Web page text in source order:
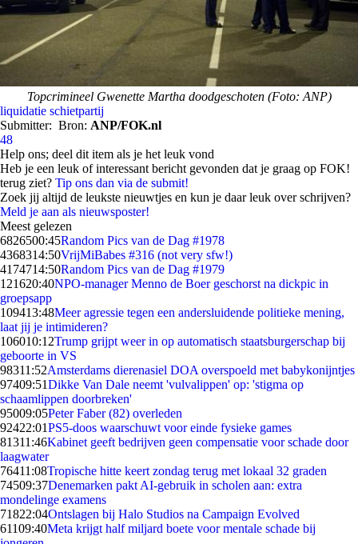
Topcrimineel Gwenette Martha doodgeschoten (Foto: ANP)
liquidatie schietpartij
Submitter: Bron: ANP/FOK.nl
48
Help ons; deel dit item als je het leuk vond
Heb je een leuk of interessant bericht gevonden dat je graag op FOK!
terug ziet? Tip ons dan via de submit!
Zoek jij altijd de leukste nieuwtjes en kun je daar leuk over schrijven?
Meld je aan als nieuwsposter!
Meest gelezen
6826500:45Random Pics van de Dag #1978
4368314:50VrijMiBabes #316 (not very sfw!)
4174714:50Random Pics van de Dag #1979
121620:40NPO-manager Menno de Boer geschorst na dickpic in
groepsapp
109413:48Meer agressie tegen een andersluidende politieke mening,
laat jij je intimideren?
106010:12Trump grijpt weer in op automatisch staatsburgerschap bij
geboorte in VS
98311:52Amsterdams dierenasiel DOA overspoeld met babykonijntjes
97409:51Dikke Van Dale neemt 'vulvalippen' op: 'stigma op
schaamlippen doorbreken'
95009:05Peter Faber (82) overleden
92422:01PS5-doos waarschuwt voor einde fysieke games
81311:46Kabinet geeft bedrijven geen compensatie voor schade door
laagwater
76411:08Tropische hitte keert zondag terug met lokaal 32 graden
74509:37Denemarken pakt AI-gebruik in scholen aan: extra
mondelinge examens
71822:04Ontslagen bij Halo Studios na Campaign Evolved
61109:40Meta krijgt half miljard boete voor mentale schade bij